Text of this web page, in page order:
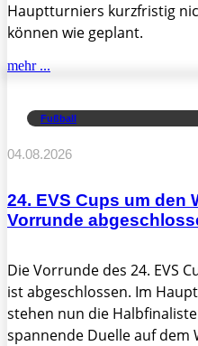
Hauptturniers kurzfristig
können wie geplant.
mehr ...
Fußball
04.08.2026
24. EVS Cups um den
Vorrunde
Die Vorrunde des 24. EVS
ist abgeschlossen. Im
stehen nun die
spannende Duelle auf dem